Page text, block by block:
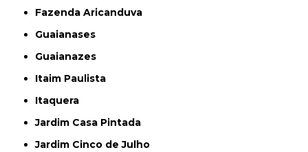
Fazenda Aricanduva
Guaianases
Guaianazes
Itaim Paulista
Itaquera
Jardim Casa Pintada
Jardim Cinco de Julho